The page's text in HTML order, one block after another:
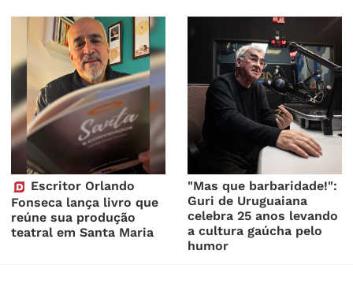
Escritor Orlando
Fonseca lança livro que
reúne sua produção
teatral em Santa Maria
"Mas que barbaridade!":
Guri de Uruguaiana
celebra 25 anos levando
a cultura gaúcha pelo
humor